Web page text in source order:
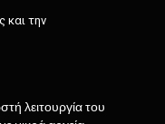
και την
λειτουργία του